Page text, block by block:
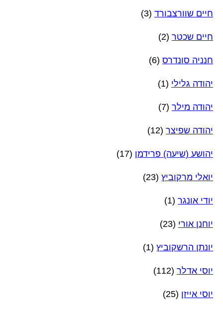
חיים שוורצבורד (3)
חיים שכטר (2)
חנניה סונדרס (6)
יהודה גלילי (1)
יהודה מילר (7)
יהודה שפיצר (12)
יהושע (שיעה) פרידמן (17)
יואלי מרקוביץ (23)
יודי אונגר (1)
יוחנן אורי (23)
יונתן הרשקוביץ (1)
יוסי אדלר (112)
יוסי אייזן (25)